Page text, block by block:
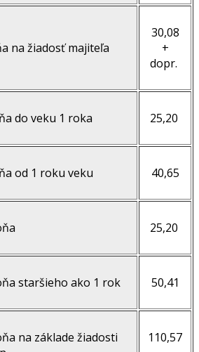
na žiadosť majiteľa
30,08
+
dopr.
do veku 1 roka 25,20
od 1 roku veku 40,65
25,20
staršieho ako 1 rok 50,41
na základe žiadosti
110,57